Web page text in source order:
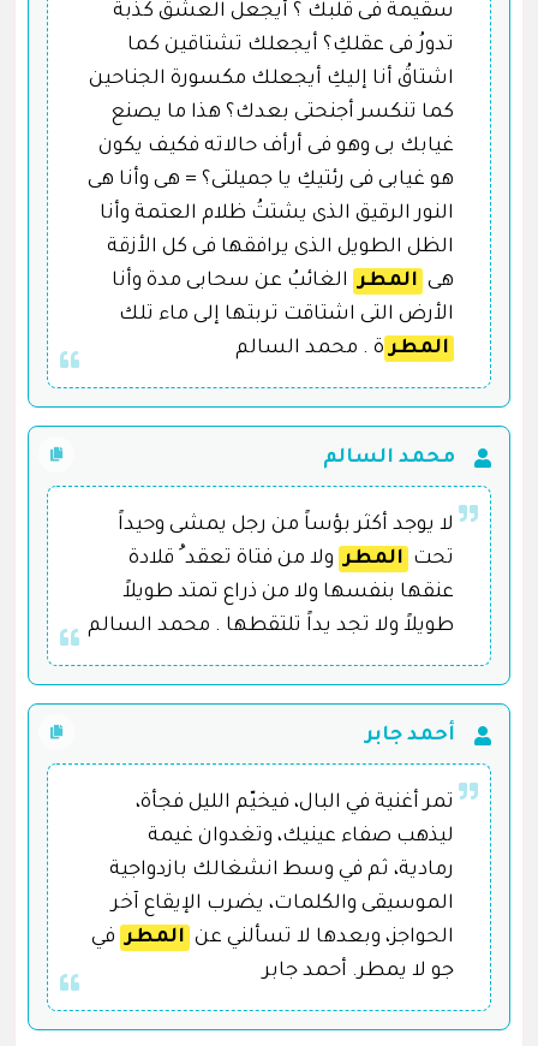
سقيمة فى قلبك ؟ أيجعل العشق كذبة
تدورُ فى عقلكِ؟ أيجعلك تشتاقين كما
اشتاقُ أنا إليكِ أيجعلك مكسورة الجناحين
كما تنكسر أجنحتى بعدك؟ هذا ما يصنع
غيابك بى وهو فى أرأف حالاته فكيف يكون
هو غيابى فى رئتيكِ يا جميلتى؟ = هى وأنا هى
النور الرقيق الذى يشتتُ ظلام العتمة وأنا
الظل الطويل الذى يرافقها فى كل الأزقة
هى المطر الغائبُ عن سحابى مدة وأنا
الأرض التى اشتاقت تربتها إلى ماء تلك
المطر ة . محمد السالم
محمد السالم
لا يوجد أكثر بؤساً من رجل يمشى وحيداً
تحت المطر ولا من فتاة تعقد ُ قلادة
عنقها بنفسها ولا من ذراع تمتد طويلاً
طويلاً ولا تجد يداً تلتقطها . محمد السالم
أحمد جابر
تمر أغنية في البال، فيخيّم الليل فجأة،
ليذهب صفاء عينيك، وتغدوان غيمة
رمادية، ثم في وسط انشغالك بازدواجية
الموسيقى والكلمات، يضرب الإيقاع آخر
الحواجز، وبعدها لا تسألني عن المطر في
جو لا يمطر. أحمد جابر